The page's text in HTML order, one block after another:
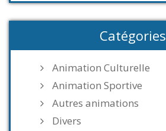
Catégories
Animation Culturelle
Animation Sportive
Autres animations
Divers